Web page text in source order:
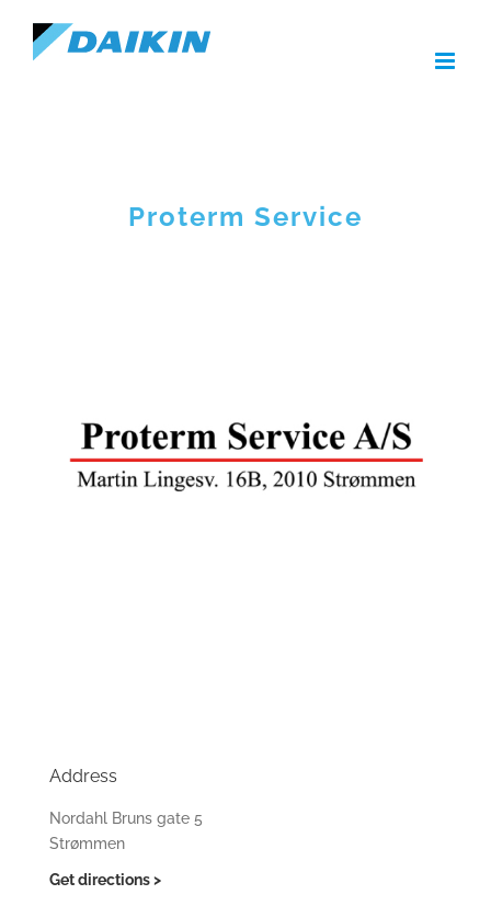
content
Proterm Service
Address
Nordahl Bruns gate 5
Strømmen
Get directions >